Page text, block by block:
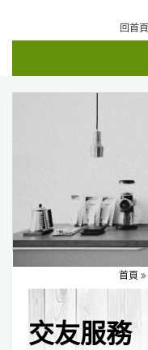
回首頁
首頁
交友服務